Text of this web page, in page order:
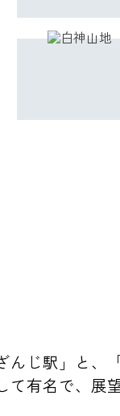
じ駅」と、
有名で、展